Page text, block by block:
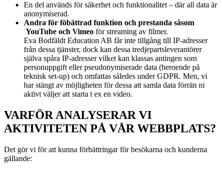
En del används för säkerhet och funktionalitet – där all data är
anonymiserad.
Andra för föbättrad funktion och prestanda såsom
YouTube och Vimeo för streaming av filmer.
Eva Bodfäldt Education AB får inte tillgång till IP-adresser
från dessa tjänster, dock kan dessa tredjepartsleverantörer
själva spåra IP-adresser vilket kan klassas antingen som
personuppgift eller pseudonymiserade data (beroende på
teknisk set-up) och omfattas således under GDPR. Men, vi
har stängt av möjligheten för dessa att samla data förrän ni
aktivt väljer att starta t ex en video.
VARFÖR ANALYSERAR VI
AKTIVITETEN PÅ VÅR WEBBPLATS?
Det gör vi för att kunna förbättringar för besökarna och kunderna
gällande: